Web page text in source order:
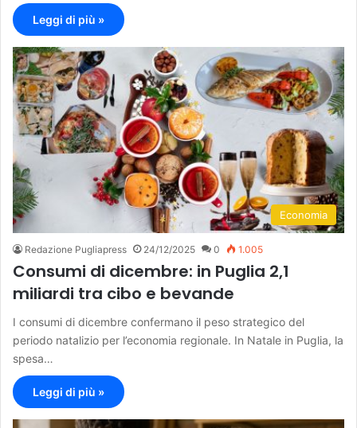
Leggi di più »
Economia
Redazione Pugliapress 24/12/2025 0 1.005
Consumi di dicembre: in Puglia 2,1
miliardi tra cibo e bevande
I consumi di dicembre confermano il peso strategico del
periodo natalizio per l’economia regionale. In Natale in Puglia, la
spesa…
Leggi di più »